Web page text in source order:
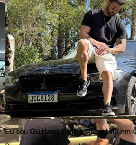
Eu sou Gustavo Boff,especialista em